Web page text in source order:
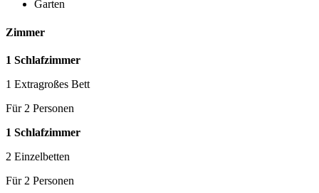
Garten
Zimmer
1 Schlafzimmer
1 Extragroßes Bett
Für 2 Personen
1 Schlafzimmer
2 Einzelbetten
Für 2 Personen